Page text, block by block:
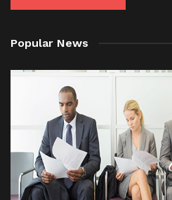
Popular News